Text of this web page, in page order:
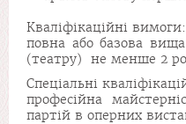
Кваліфікаційні вимоги:
повна або базова вища
(театру) не менше 2
Спеціальні
професійна
партій в оперних